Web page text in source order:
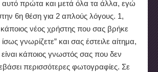
αυτό πρώτα και μετά όλα τα άλλα, εγώ
6η θέση για 2 απλούς λόγους. 1,
κάποιος νέος χρήστης που σας βρήκε
γνωρίζετε” και σας έστειλε αίτημα,
κάποιος γνωστός σας που δεν
περισσότερες φωτογραφίες. Σε